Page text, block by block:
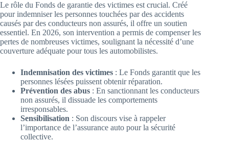
Le rôle du Fonds de garantie des victimes est crucial. Créé
pour indemniser les personnes touchées par des accidents
causés par des conducteurs non assurés, il offre un soutien
essentiel. En 2026, son intervention a permis de compenser les
pertes de nombreuses victimes, soulignant la nécessité d’une
couverture adéquate pour tous les automobilistes.
Indemnisation des victimes : Le Fonds garantit que les
personnes lésées puissent obtenir réparation.
Prévention des abus : En sanctionnant les conducteurs
non assurés, il dissuade les comportements
irresponsables.
Sensibilisation : Son discours vise à rappeler
l’importance de l’assurance auto pour la sécurité
collective.